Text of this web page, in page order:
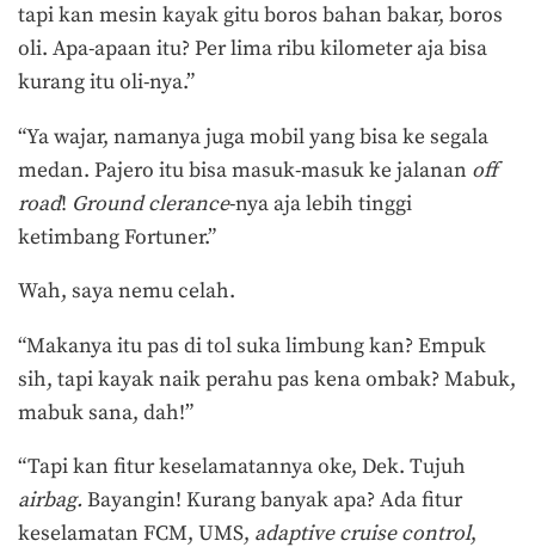
tapi kan mesin kayak gitu boros bahan bakar, boros
oli. Apa-apaan itu? Per lima ribu kilometer aja bisa
kurang itu oli-nya.”
“Ya wajar, namanya juga mobil yang bisa ke segala
medan. Pajero itu bisa masuk-masuk ke jalanan off
road! Ground clerance-nya aja lebih tinggi
ketimbang Fortuner.”
Wah, saya nemu celah.
“Makanya itu pas di tol suka limbung kan? Empuk
sih, tapi kayak naik perahu pas kena ombak? Mabuk,
mabuk sana, dah!”
“Tapi kan fitur keselamatannya oke, Dek. Tujuh
airbag.Bayangin! Kurang banyak apa? Ada fitur
keselamatan FCM, UMS, adaptive cruise control,